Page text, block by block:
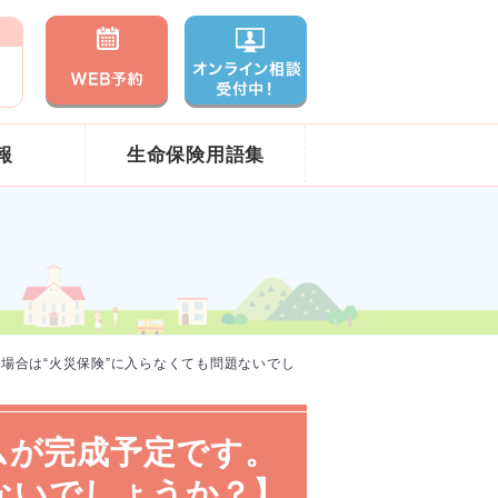
生命保険用語集
合は“火災保険”に入らなくても問題ないでし
完成予定です。